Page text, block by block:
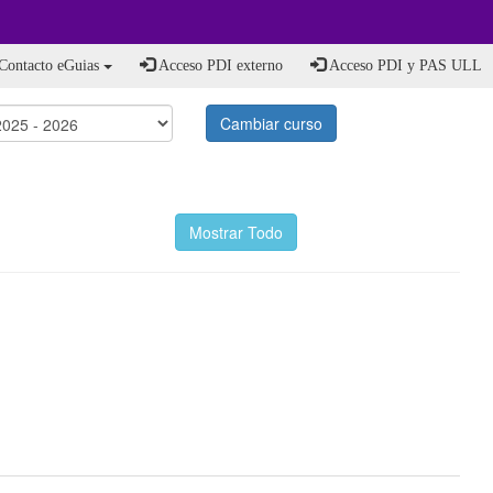
eGuias Acceso PDI externo Acceso PDI y PAS ULL
Cambiar curso
Mostrar Todo